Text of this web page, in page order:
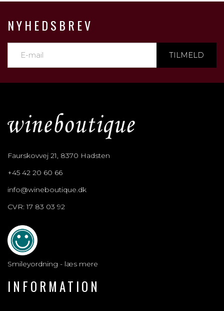
NYHEDSBREV
TILMELD
Faurskovvej 21, 8370 Hadsten
+45 42 20 60 66
info@wineboutique.dk
CVR: 17 83 03 92
Smileyordning - læs mere
INFORMATION